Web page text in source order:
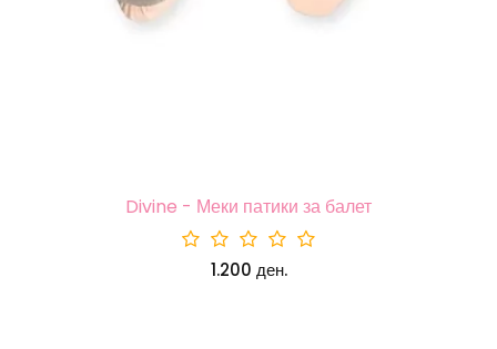
Divine - Меки патики за балет
1.200 ден.